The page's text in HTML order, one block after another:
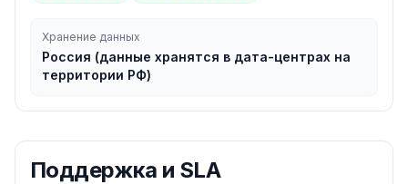
Хранение данных
Россия (данные хранятся в дата-центрах на
территории РФ)
Поддержка и SLA